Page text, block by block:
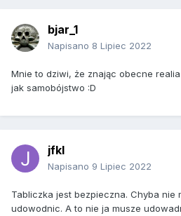
bjar_1
Napisano 8 Lipiec 2022
Mnie to dziwi, że znając obecne
jak samobójstwo :D
jfkl
Napisano 9 Lipiec 2022
Tabliczka jest bezpieczna. Chyba nie
udowodnic. A to nie ja musze